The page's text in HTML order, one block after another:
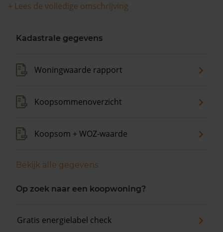
+ Lees de volledige omschrijving
Kadastrale gegevens
Woningwaarde rapport
Koopsommenoverzicht
Koopsom + WOZ-waarde
Bekijk alle gegevens
Op zoek naar een koopwoning?
Gratis energielabel check